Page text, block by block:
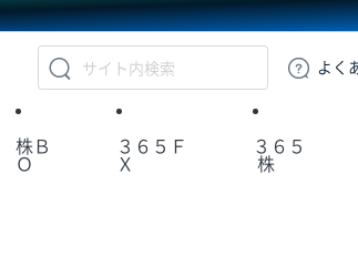
GMOクリック
よく
株Ｂ
Ｏ
３６５Ｆ
Ｘ
３６５
株